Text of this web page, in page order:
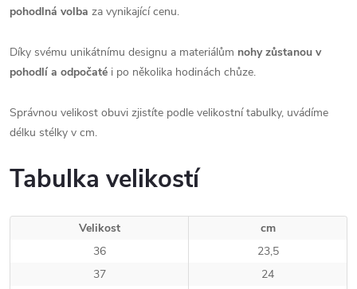
pohodlná volba za vynikající cenu.
Díky svému unikátnímu designu a materiálům nohy zůstanou v
pohodlí a odpočaté i po několika hodinách chůze.
Správnou velikost obuvi zjistíte podle velikostní tabulky, uvádíme
délku stélky v cm.
Tabulka velikostí
Velikost
cm
36
23,5
37
24